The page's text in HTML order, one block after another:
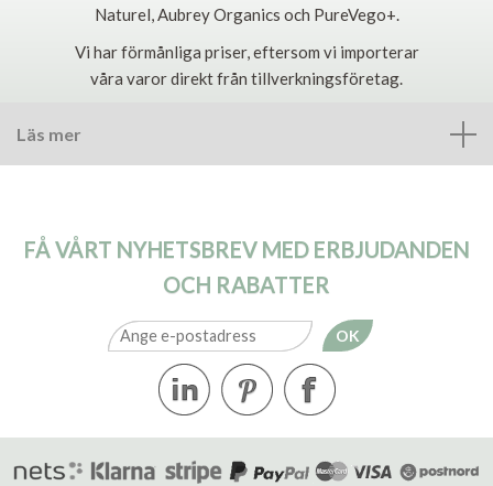
Naturel, Aubrey Organics och PureVego+.
Vi har förmånliga priser, eftersom vi importerar
våra varor direkt från tillverkningsföretag.
Läs mer
FÅ VÅRT NYHETSBREV MED ERBJUDANDEN
OCH RABATTER
OK